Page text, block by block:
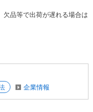
品等で出荷が遅れる場合は
連絡の上で一旦キャンセル
んが完売終了となりまし
企業情報